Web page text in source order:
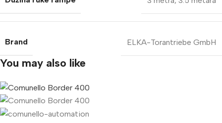
Brand ELKA-Torantriebe GmbH
You may also like